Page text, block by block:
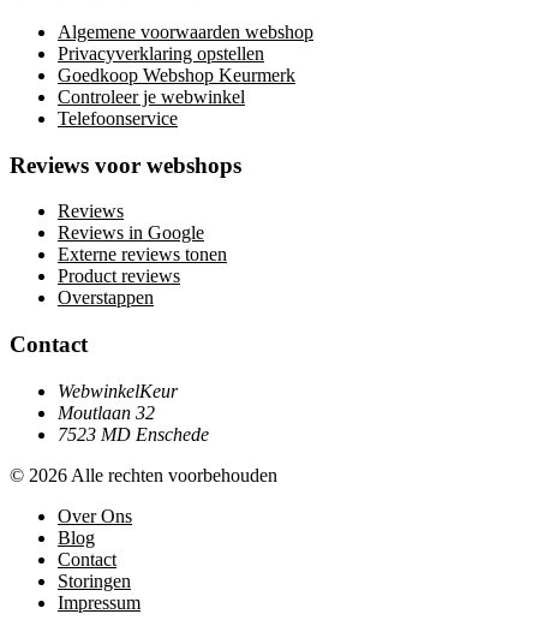
Algemene voorwaarden webshop
Privacyverklaring opstellen
Goedkoop Webshop Keurmerk
Controleer je webwinkel
Telefoonservice
Reviews voor webshops
Reviews
Reviews in Google
Externe reviews tonen
Product reviews
Overstappen
Contact
WebwinkelKeur
Moutlaan 32
7523 MD Enschede
© 2026 Alle rechten voorbehouden
Over Ons
Blog
Contact
Storingen
Impressum